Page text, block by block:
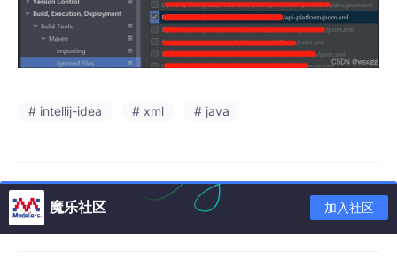
# intellij-idea # xml # java
魔乐社区 加入社区